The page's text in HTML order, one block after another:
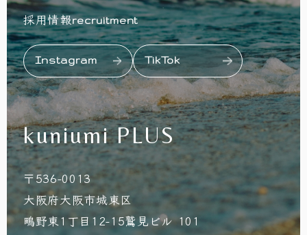
採用情報recruitment
Instagram TikTok
kuniumi PLUS
〒536-0013
大阪府大阪市城東区
鴫野東1丁目12-15鷲見ビル 101